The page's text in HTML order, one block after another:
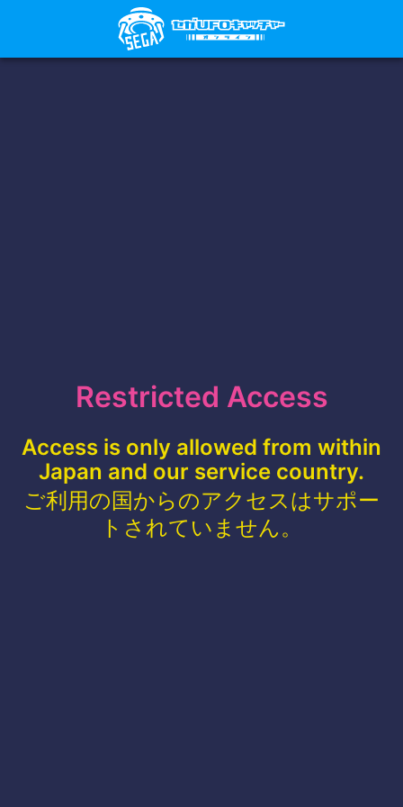
Restricted Access
Access is only allowed from within
Japan and our service country.
ご利用の国からのアクセスはサポー
トされていません。